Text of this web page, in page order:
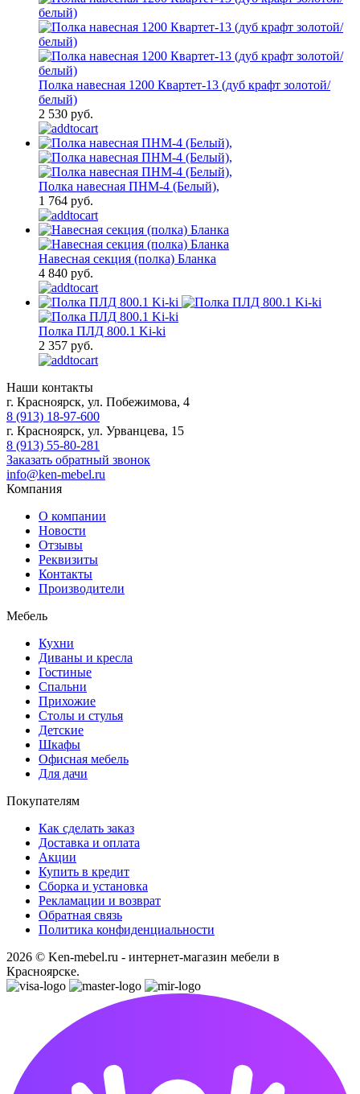
Полка навесная 1200 Квартет-13 (дуб крафт золотой/
белый)
2 530 руб.
Полка навесная ПНМ-4 (Белый),
1 764 руб.
Навесная секция (полка) Бланка
4 840 руб.
Полка ПЛД 800.1 Ki-ki
2 357 руб.
Наши контакты
г. Красноярск, ул. Побежимова, 4
8 (913) 18-97-600
г. Красноярск, ул. Урванцева, 15
8 (913) 55-80-281
Заказать обратный звонок
info@ken-mebel.ru
Компания
О компании
Новости
Отзывы
Реквизиты
Контакты
Производители
Мебель
Кухни
Диваны и кресла
Гостиные
Спальни
Прихожие
Столы и стулья
Детские
Шкафы
Офисная мебель
Для дачи
Покупателям
Как сделать заказ
Доставка и оплата
Акции
Купить в кредит
Сборка и установка
Рекламации и возврат
Обратная связь
Политика конфиденциальности
2026 © Ken-mebel.ru - интернет-магазин мебели в
Красноярске.